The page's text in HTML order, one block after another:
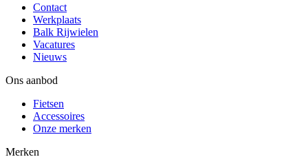
Contact
Werkplaats
Balk Rijwielen
Vacatures
Nieuws
Ons aanbod
Fietsen
Accessoires
Onze merken
Merken